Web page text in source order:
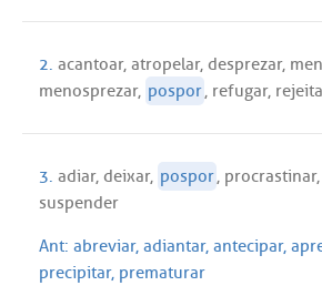
2. acantoar, atropelar, desprezar,
menosprezar, pospor, refugar,
3. adiar, deixar, pospor, procrastinar,
suspender
Ant: abreviar, adiantar, antecipar,
precipitar, prematurar